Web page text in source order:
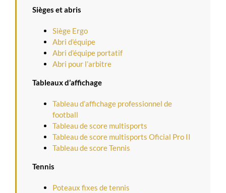
Sièges et abris
Siège Ergo
Abri d’équipe
Abri d’équipe portatif
Abri pour l’arbitre
Tableaux d’affichage
Tableau d’affichage professionnel de
football
Tableau de score multisports
Tableau de score multisports Oficial Pro II
Tableau de score Tennis
Tennis
Poteaux fixes de tennis